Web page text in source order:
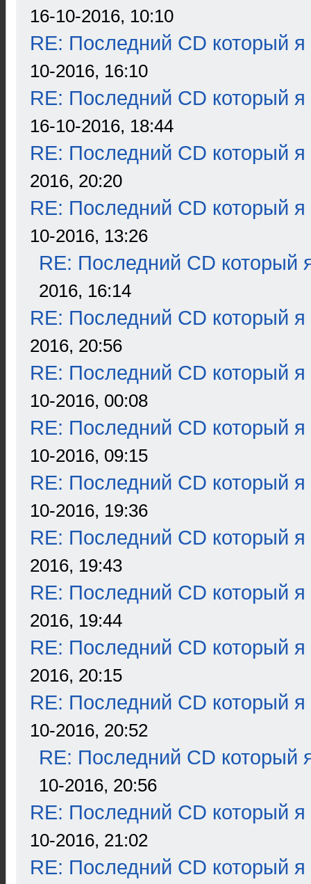
16-10-2016, 10:10
RE: Последний CD который я
10-2016, 16:10
RE: Последний CD который я
16-10-2016, 18:44
RE: Последний CD который я
2016, 20:20
RE: Последний CD который я
10-2016, 13:26
RE: Последний CD который
2016, 16:14
RE: Последний CD который я
2016, 20:56
RE: Последний CD который я
10-2016, 00:08
RE: Последний CD который я
10-2016, 09:15
RE: Последний CD который я
10-2016, 19:36
RE: Последний CD который я
2016, 19:43
RE: Последний CD который я
2016, 19:44
RE: Последний CD который я
2016, 20:15
RE: Последний CD который я
10-2016, 20:52
RE: Последний CD который
10-2016, 20:56
RE: Последний CD который я
10-2016, 21:02
RE: Последний CD который я